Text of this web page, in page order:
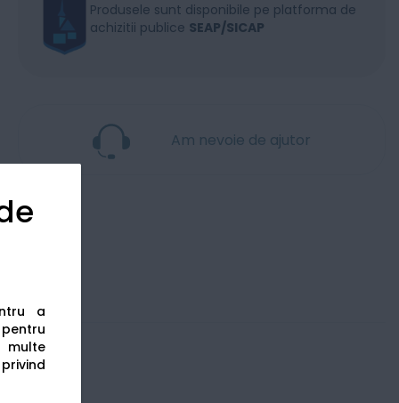
a
multe
Produsele sunt disponibile pe platforma de
achizitii publice SEAP/SICAP
Am nevoie de ajutor